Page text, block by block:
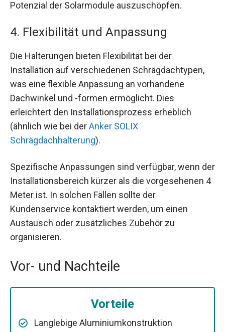
Potenzial der Solarmodule auszuschöpfen.
4. Flexibilität und Anpassung
Die Halterungen bieten Flexibilität bei der
Installation auf verschiedenen Schrägdachtypen,
was eine flexible Anpassung an vorhandene
Dachwinkel und -formen ermöglicht. Dies
erleichtert den Installationsprozess erheblich
(ähnlich wie bei derAnker SOLIX
Schrägdachhalterung).
Spezifische Anpassungen sind verfügbar, wenn der
Installationsbereich kürzer als die vorgesehenen 4
Meter ist. In solchen Fällen sollte der
Kundenservice kontaktiert werden, um einen
Austausch oder zusätzliches Zubehör zu
organisieren.
Vor- und Nachteile
Vorteile
Langlebige Aluminiumkonstruktion